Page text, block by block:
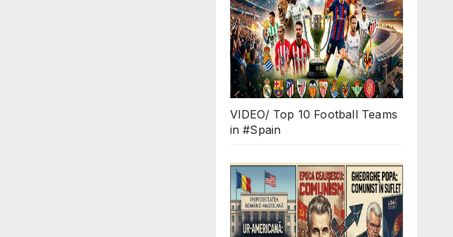
VIDEO/ Top 10 Football Teams
in #Spain